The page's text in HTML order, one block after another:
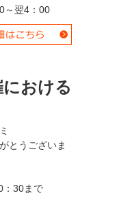
4：00
における
とうございま
：30まで